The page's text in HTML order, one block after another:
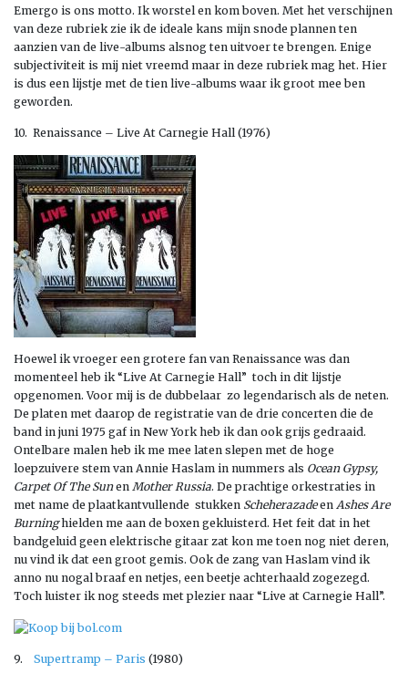
Emergo is ons motto. Ik worstel en kom boven. Met het verschijnen
van deze rubriek zie ik de ideale kans mijn snode plannen ten
aanzien van de live-albums alsnog ten uitvoer te brengen. Enige
subjectiviteit is mij niet vreemd maar in deze rubriek mag het. Hier
is dus een lijstje met de tien live-albums waar ik groot mee ben
geworden.
10. Renaissance – Live At Carnegie Hall (1976)
Hoewel ik vroeger een grotere fan van Renaissance was dan
momenteel heb ik “Live At Carnegie Hall” toch in dit lijstje
opgenomen. Voor mij is de dubbelaar zo legendarisch als de neten.
De platen met daarop de registratie van de drie concerten die de
band in juni 1975 gaf in New York heb ik dan ook grijs gedraaid.
Ontelbare malen heb ik me mee laten slepen met de hoge
loepzuivere stem van Annie Haslam in nummers als Ocean Gypsy,
Carpet Of The Sunen Mother Russia. De prachtige orkestraties in
met name de plaatkantvullende stukken Scheherazadeen Ashes Are
Burninghielden me aan de boxen gekluisterd. Het feit dat in het
bandgeluid geen elektrische gitaar zat kon me toen nog niet deren,
nu vind ik dat een groot gemis. Ook de zang van Haslam vind ik
anno nu nogal braaf en netjes, een beetje achterhaald zogezegd.
Toch luister ik nog steeds met plezier naar “Live at Carnegie Hall”.
9. Supertramp – Paris (1980)